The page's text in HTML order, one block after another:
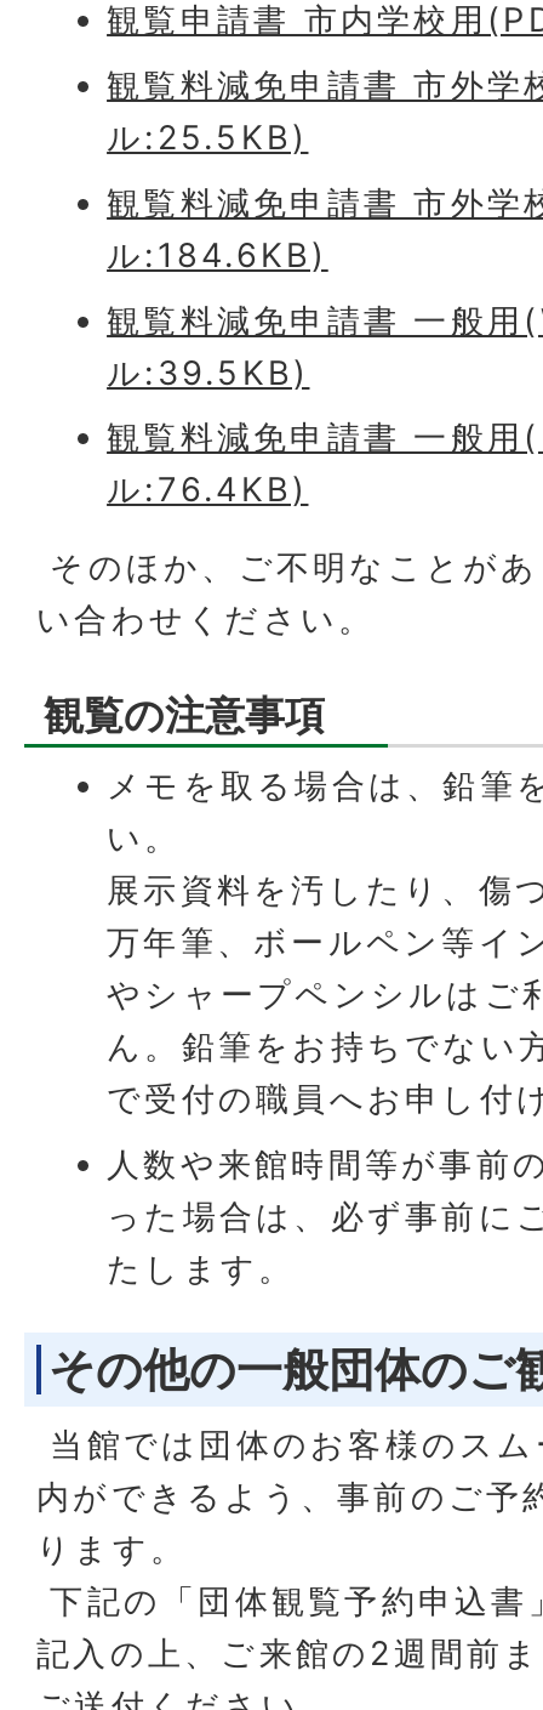
観覧申請書 市内学校用
観覧料減免申請書 市外
ル:25.5KB)
観覧料減免申請書 市外学
ル:184.6KB)
観覧料減免申請書 一般
ル:39.5KB)
観覧料減免申請書 一般用
ル:76.4KB)
そのほか、ご不明なことが
い合わせください。
観覧の注意事項
メモを取る場合は、鉛筆
い。
展示資料を汚したり、傷
万年筆、ボールペン等イ
やシャープペンシルはご
ん。鉛筆をお持ちでない
で受付の職員へお申し付
人数や来館時間等が事前
った場合は、必ず事前に
たします。
その他の一般団体のご
当館では団体のお客様のス
内ができるよう、事前のご予
ります。
下記の「団体観覧予約申込
記入の上、ご来館の2週間前